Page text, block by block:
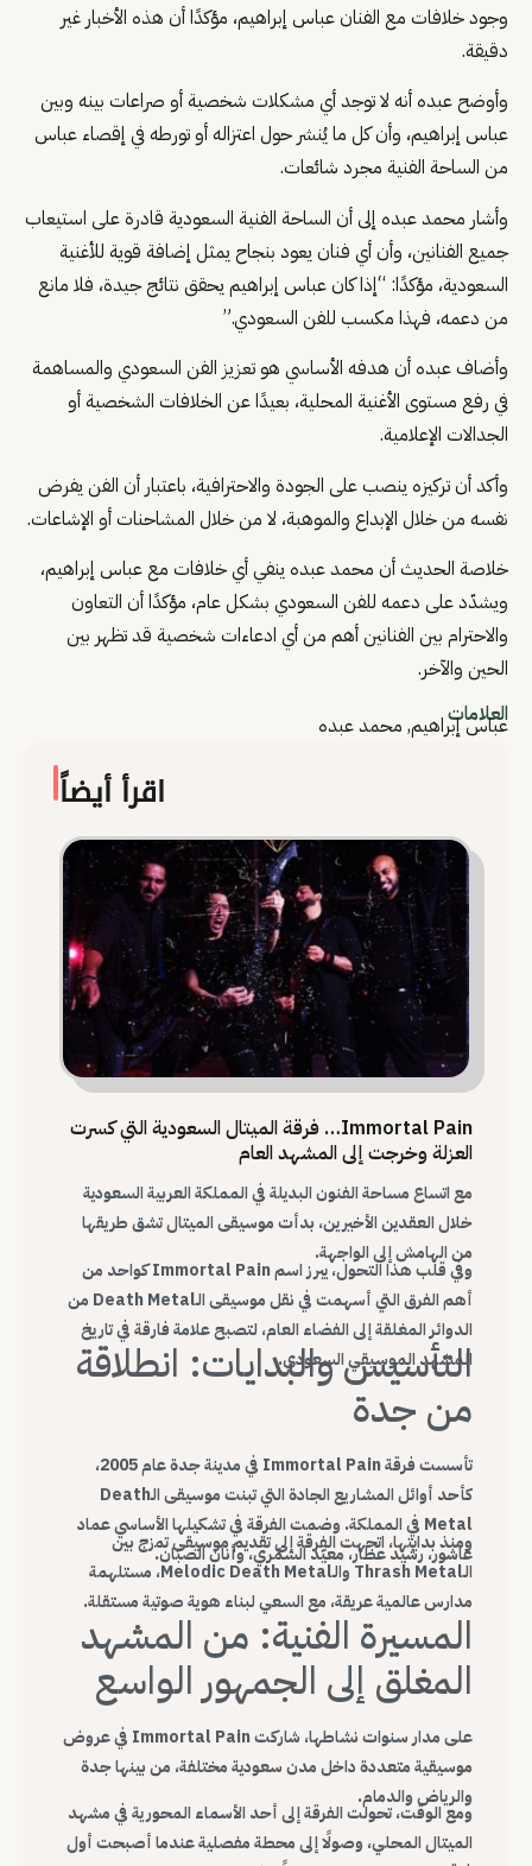
وجود خلافات مع الفنان عباس إبراهيم، مؤكدًا أن هذه الأخبار غير
دقيقة.
وأوضح عبده أنه لا توجد أي مشكلات شخصية أو صراعات بينه وبين
عباس إبراهيم، وأن كل ما يُنشر حول اعتزاله أو تورطه في إقصاء عباس
من الساحة الفنية مجرد شائعات.
وأشار محمد عبده إلى أن الساحة الفنية السعودية قادرة على استيعاب
جميع الفنانين، وأن أي فنان يعود بنجاح يمثل إضافة قوية للأغنية
السعودية، مؤكدًا: “إذا كان عباس إبراهيم يحقق نتائج جيدة، فلا مانع
من دعمه، فهذا مكسب للفن السعودي.”
وأضاف عبده أن هدفه الأساسي هو تعزيز الفن السعودي والمساهمة
في رفع مستوى الأغنية المحلية، بعيدًا عن الخلافات الشخصية أو
الجدالات الإعلامية.
وأكد أن تركيزه ينصب على الجودة والاحترافية، باعتبار أن الفن يفرض
نفسه من خلال الإبداع والموهبة، لا من خلال المشاحنات أو الإشاعات.
خلاصة الحديث أن محمد عبده ينفي أي خلافات مع عباس إبراهيم،
ويشدّد على دعمه للفن السعودي بشكل عام، مؤكدًا أن التعاون
والاحترام بين الفنانين أهم من أي ادعاءات شخصية قد تظهر بين
الحين والآخر.
العلامات
عباس إبراهيم, محمد عبده
اقرأ أيضاً
Immortal Pain… فرقة الميتال السعودية التي كسرت
العزلة وخرجت إلى المشهد العام
مع اتساع مساحة الفنون البديلة في المملكة العربية السعودية
خلال العقدين الأخيرين، بدأت موسيقى الميتال تشق طريقها
من الهامش إلى الواجهة.
وفي قلب هذا التحول، يبرز اسم Immortal Pain كواحد من
أهم الفرق التي أسهمت في نقل موسيقى الـDeath Metal من
الدوائر المغلقة إلى الفضاء العام، لتصبح علامة فارقة في تاريخ
المشهد الموسيقي السعودي.
التأسيس والبدايات: انطلاقة
من جدة
تأسست فرقة Immortal Pain في مدينة جدة عام 2005،
كأحد أوائل المشاريع الجادة التي تبنت موسيقى الـDeath
Metal في المملكة. وضمت الفرقة في تشكيلها الأساسي عماد
عاشور، رشيد عطار، معيّد الشمّري، وأنان الصبّان.
ومنذ بدايتها، اتجهت الفرقة إلى تقديم موسيقى تمزج بين
الـThrash Metal والـMelodic Death Metal، مستلهمة
مدارس عالمية عريقة، مع السعي لبناء هوية صوتية مستقلة.
المسيرة الفنية: من المشهد
المغلق إلى الجمهور الواسع
على مدار سنوات نشاطها، شاركت Immortal Pain في عروض
موسيقية متعددة داخل مدن سعودية مختلفة، من بينها جدة
والرياض والدمام.
ومع الوقت، تحولت الفرقة إلى أحد الأسماء المحورية في مشهد
الميتال المحلي، وصولًا إلى محطة مفصلية عندما أصبحت أول